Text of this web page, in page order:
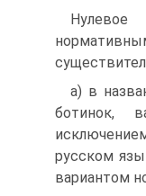
a) в
ботинок,
русском
вариантом